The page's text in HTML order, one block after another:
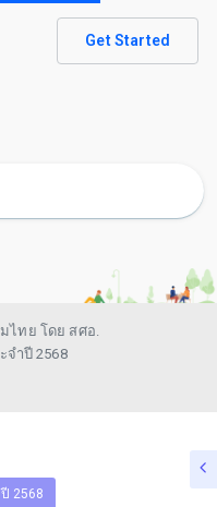
Get Started
ไทย โดย สศอ.
ำปี 2568
2568